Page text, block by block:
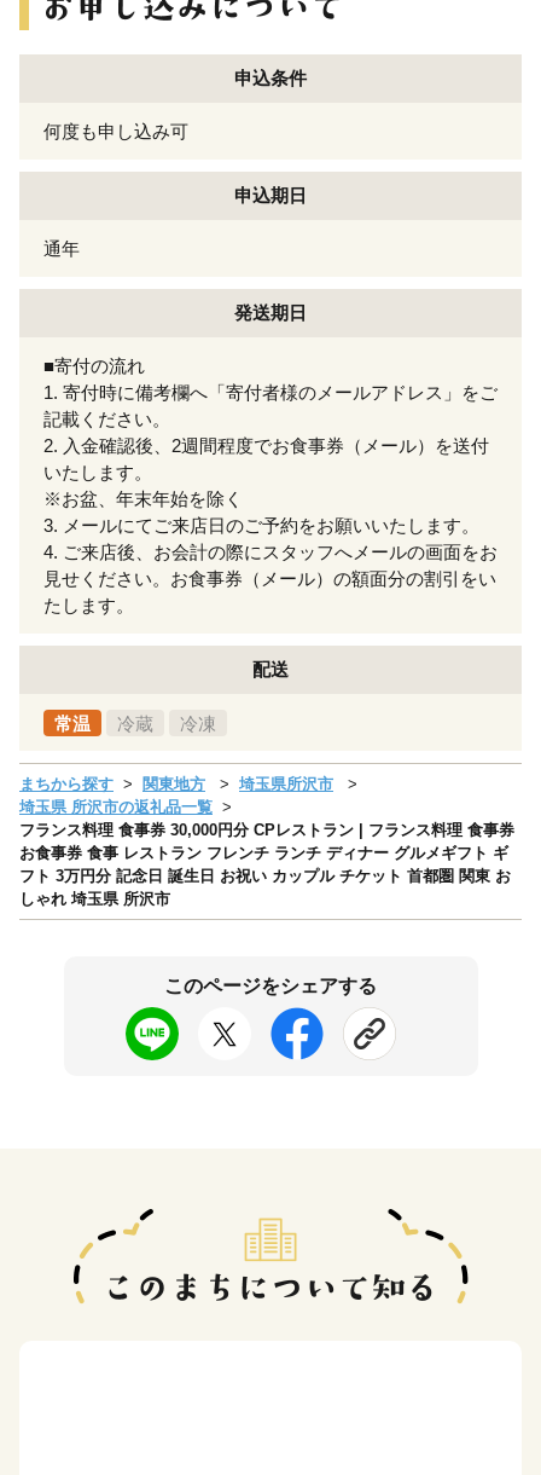
申込条件
何度も申し込み可
申込期日
通年
発送期日
■寄付の流れ
1. 寄付時に備考欄へ「寄付者様のメールアドレス」をご
記載ください。
2. 入金確認後、2週間程度でお食事券（メール）を送付
いたします。
※お盆、年末年始を除く
3. メールにてご来店日のご予約をお願いいたします。
4. ご来店後、お会計の際にスタッフへメールの画面をお
見せください。お食事券（メール）の額面分の割引をい
たします。
配送
常温 冷蔵 冷凍
まちから探す 関東地方
埼玉県所沢市
埼玉県 所沢市の返礼品一覧
フランス料理 食事券 30,000円分 CPレストラン | フランス料理 食事券
お食事券 食事 レストラン フレンチ ランチ ディナー グルメギフト ギ
フト 3万円分 記念日 誕生日 お祝い カップル チケット 首都圏 関東 お
しゃれ 埼玉県 所沢市
このページをシェアする